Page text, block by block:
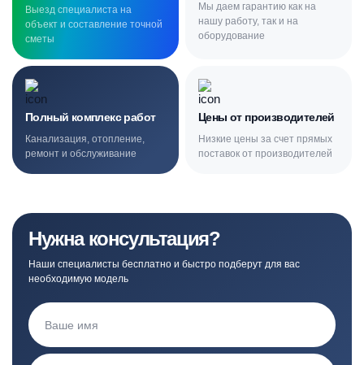
Выезд специалиста на
объект и составление точной
сметы
Мы даем гарантию как на
нашу работу, так и на
оборудование
Полный комплекс работ
Канализация, отопление,
ремонт и обслуживание
Цены от производителей
Низкие цены за счет прямых
поставок от производителей
Нужна консультация?
Наши специалисты бесплатно и быстро подберут для вас
необходимую модель